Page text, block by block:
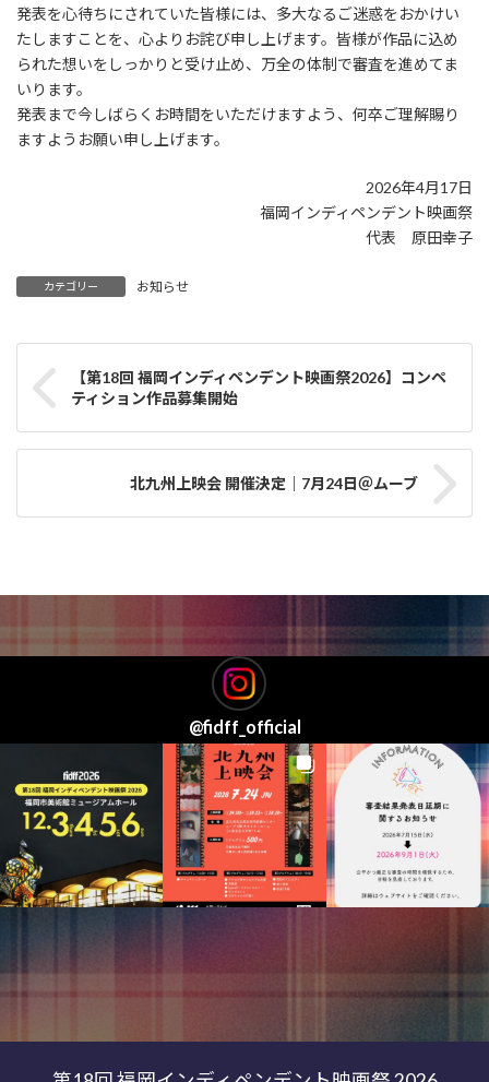
発表を心待ちにされていた皆様には、多大なるご迷惑をおかけい
たしますことを、心よりお詫び申し上げます。皆様が作品に込め
られた想いをしっかりと受け止め、万全の体制で審査を進めてま
いります。
発表まで今しばらくお時間をいただけますよう、何卒ご理解賜り
ますようお願い申し上げます。
2026年4月17日
福岡インディペンデント映画祭
代表 原田幸子
カテゴリー お知らせ
【第18回 福岡インディペンデント映画祭2026】コンペ
ティション作品募集開始
北九州上映会 開催決定｜7月24日＠ムーブ
@fidff_official